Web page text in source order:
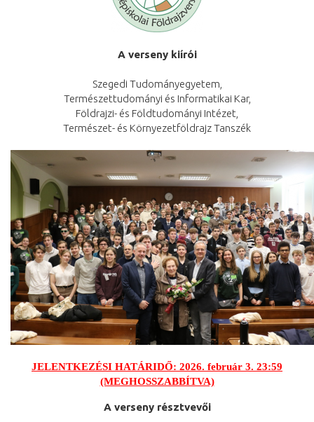
A verseny kiírói
Szegedi Tudományegyetem,
Természettudományi és Informatikai Kar,
Földrajzi- és Földtudományi Intézet,
Természet- és Környezetföldrajz Tanszék
JELENTKEZÉSI HATÁRIDŐ: 2026. február 3. 23:59
(MEGHOSSZABBÍTVA)
A verseny résztvevői